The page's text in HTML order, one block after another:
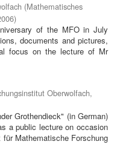
(Mathematisches
)
of the MFO in July
documents and pictures,
focus on the lecture of Mr
Oberwolfach,
Grothendieck" (in German)
a public lecture on occasion
Mathematische Forschung